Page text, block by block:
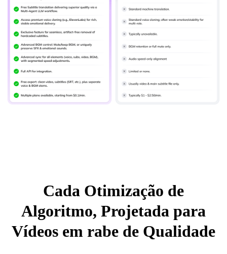
Cada Otimização de
Algoritmo, Projetada para
Vídeos em rabe de Qualidade